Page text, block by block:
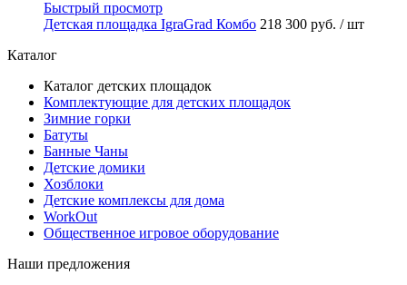
Быстрый просмотр
Детская площадка IgraGrad Комбо 218 300 руб. / шт
Каталог
Каталог детских площадок
Комплектующие для детских площадок
Зимние горки
Батуты
Банные Чаны
Детские домики
Хозблоки
Детские комплексы для дома
WorkOut
Общественное игровое оборудование
Наши предложения